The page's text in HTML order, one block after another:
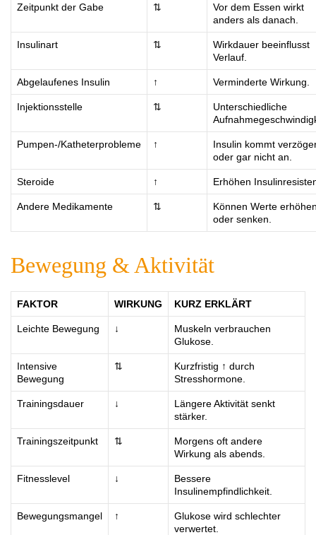
Zeitpunkt der Gabe ⇅
Vor dem Essen wirkt
anders als danach.
Insulinart ⇅
Wirkdauer beeinflusst
Verlauf.
Abgelaufenes Insulin ↑ Verminderte Wirkung.
Injektionsstelle ⇅
Unterschiedliche
Pumpen-/Katheterprobleme ↑
Insulin kommt
oder gar nicht an.
Steroide ↑ Erhöhen
Andere Medikamente ⇅
Können Werte
oder senken.
Bewegung & Aktivität
FAKTOR WIRKUNG KURZ ERKLÄRT
Leichte Bewegung ↓
Muskeln verbrauchen
Glukose.
Intensive
Bewegung
⇅
Kurzfristig ↑ durch
Stresshormone.
Trainingsdauer ↓
Längere Aktivität senkt
stärker.
Trainingszeitpunkt ⇅
Morgens oft andere
Wirkung als abends.
Fitnesslevel ↓
Bessere
Insulinempfindlichkeit.
Bewegungsmangel ↑
Glukose wird schlechter
verwertet.